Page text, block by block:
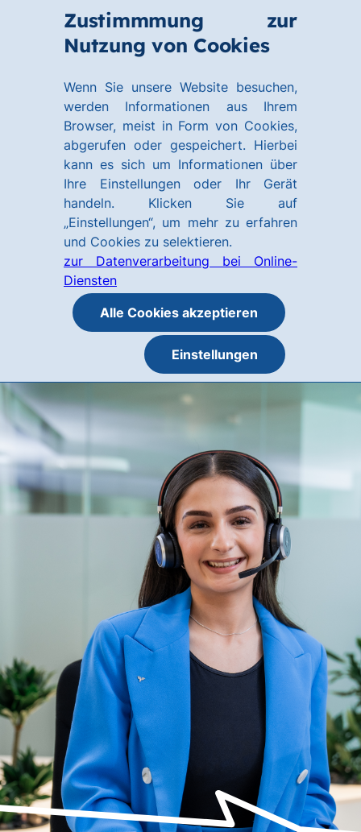
Zustimmmung zur
Nutzung von Cookies
Wenn Sie unsere Website besuchen,
werden Informationen aus Ihrem
Browser, meist in Form von Cookies,
abgerufen oder gespeichert. Hierbei
kann es sich um Informationen über
Ihre Einstellungen oder Ihr Gerät
handeln. Klicken Sie auf
„Einstellungen“, um mehr zu erfahren
und Cookies zu selektieren.
zur Datenverarbeitung bei Online-
Diensten
Alle Cookies akzeptieren
Einstellungen
Hauptinhalt